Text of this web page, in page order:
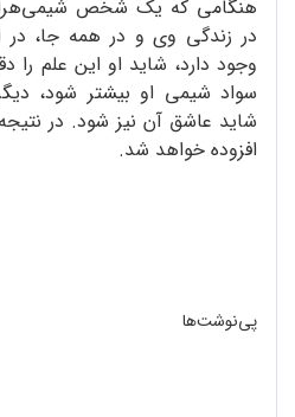
هنگامی که یک شخص
در زندگی وی و در همه جا، در
وجود دارد، شاید او این علم را
سواد شیمی او بیشتر شود،
شاید عاشق آن نیز شود. در
افزوده خواهد شد.
پی‌نوشت‌ها